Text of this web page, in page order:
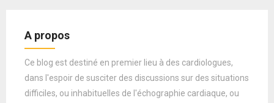
A propos
Ce blog est destiné en premier lieu à des cardiologues,
dans l'espoir de susciter des discussions sur des situations
difficiles, ou inhabituelles de l'échographie cardiaque, ou